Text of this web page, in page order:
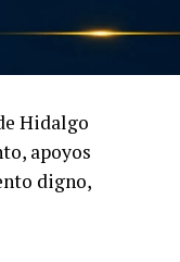
Hidalgo
apoyos
digno,